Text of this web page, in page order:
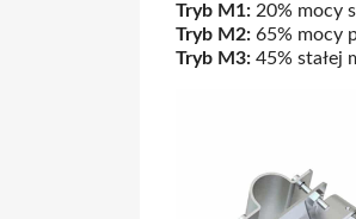
Tryb M1: 20% mocy
Tryb M2: 65% mocy
Tryb M3: 45% stałej